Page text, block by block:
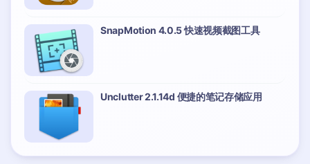
SnapMotion 4.0.5 快速视频截图工具
Unclutter 2.1.14d 便捷的笔记存储应用